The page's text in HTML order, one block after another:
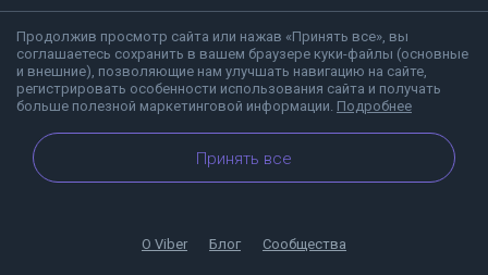
Продолжив просмотр сайта или нажав «Принять все», вы
соглашаетесь сохранить в вашем браузере куки-файлы (основные
и внешние), позволяющие нам улучшать навигацию на сайте,
регистрировать особенности использования сайта и получать
больше полезной маркетинговой информации. Подробнее
Принять все
О Viber Блог Сообщества